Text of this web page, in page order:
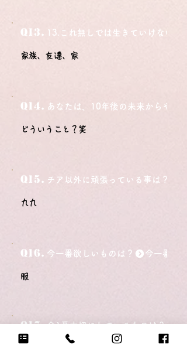
Q13. 13.これ無しでは生きていけないモ
家族、友達、家
Q14. あなたは、10年後の未来からやっ
どういうこと？笑
Q15. チア以外に頑張っている事は？
九九
Q16. 今一番欲しいものは？
服
Q17. 今1番大切にしているものは？